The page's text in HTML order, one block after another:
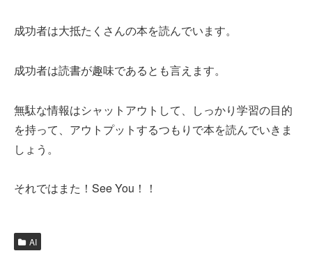
成功者は大抵たくさんの本を読んでいます。
成功者は読書が趣味であるとも言えます。
無駄な情報はシャットアウトして、しっかり学習の目的
を持って、アウトプットするつもりで本を読んでいきま
しょう。
それではまた！See You！！
AI